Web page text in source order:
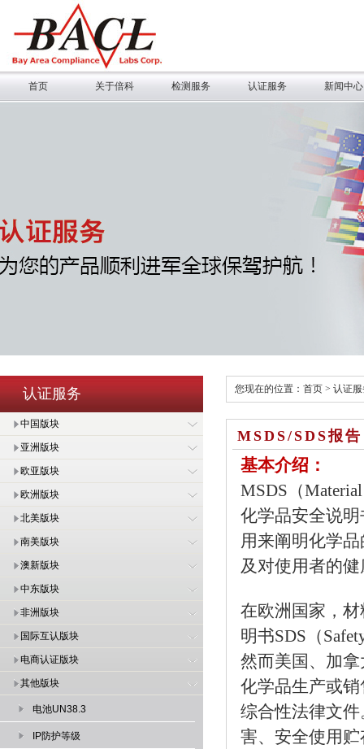
首页 关于倍科 检测服务 认证服务 新闻中心
认证服务
中国版块
亚洲版块
欧亚版块
欧洲版块
北美版块
南美版块
澳新版块
中东版块
非洲版块
国际互认版块
电商认证版块
其他版块
电池UN38.3
IP防护等级
您现在的位置： 首页 > 认证
MSDS/SDS报告
基本介绍：
MSDS（
化学品安全说
用来阐明化学
及对使用者的
在欧洲国家，
明书SDS（
然而美国、加
化学品生产或
综合性法律文
害、安全使用